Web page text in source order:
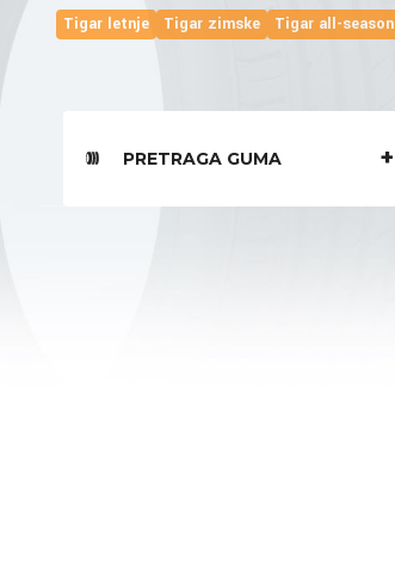
Tigar letnje Tigar zimske Tigar all-season
PRETRAGA GUMA